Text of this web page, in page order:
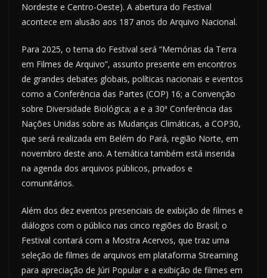
Nordeste e Centro-Oeste). A abertura do Festival
acontece em alusão aos 187 anos do Arquivo Nacional.
Para 2025, o tema do Festival será “Memórias da Terra
em Filmes de Arquivo”, assunto presente em encontros
de grandes debates globais, políticas nacionais e eventos
como a Conferência das Partes (COP) 16; a Convenção
sobre Diversidade Biológica; a e a 30ª Conferência das
Nações Unidas sobre as Mudanças Climáticas, a COP30,
que será realizada em Belém do Pará, região Norte, em
novembro deste ano. A temática também está inserida
na agenda dos arquivos públicos, privados e
comunitários.
Além dos dez eventos presenciais de exibição de filmes e
diálogos com o público nas cinco regiões do Brasil; o
Festival contará com a Mostra Acervos, que traz uma
seleção de filmes de arquivos em plataforma Streaming
para apreciação de Júri Popular e a exibição de filmes em